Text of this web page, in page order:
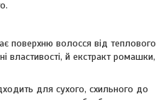
поверхню волосся від теплового
й екстракт ромашки,
для сухого, схильного до